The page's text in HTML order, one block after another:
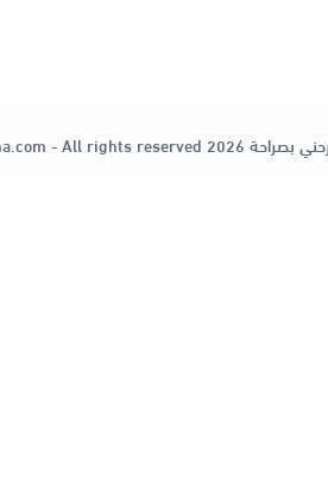
2026
- All rights reserved